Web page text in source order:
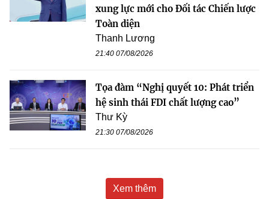
xung lực mới cho Đối tác Chiến lược
Toàn diện
Thanh Lương
21:40 07/08/2026
Tọa đàm “Nghị quyết 10: Phát triển
hệ sinh thái FDI chất lượng cao”
Thư Kỳ
21:30 07/08/2026
Xem thêm